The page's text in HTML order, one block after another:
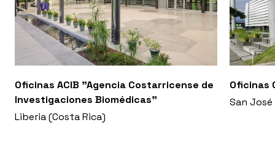
Oficinas ACIB "Agencia Costarricense de
Investigaciones Biomédicas"
Liberia (Costa Rica)
Oficinas
San